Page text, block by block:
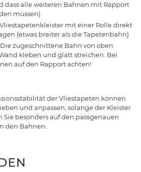
dass alle weiteren Bahnen mit Rapport
müssen)
mit einer Rolle direkt
(etwas breiter als die Tapetenbahn)
zugeschnittene Bahn von oben
kleben und glatt streichen. Bei
auf den Rapport achten!
der Vliestapeten können
und anpassen, solange der Kleister
Sie besonders auf den passgenauen
den Bahnen.